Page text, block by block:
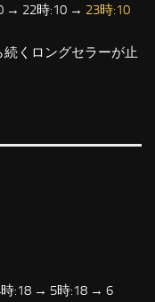
→ 22時:10 → 23時:10
続くロングセラーが止
:18 → 5時:18 → 6